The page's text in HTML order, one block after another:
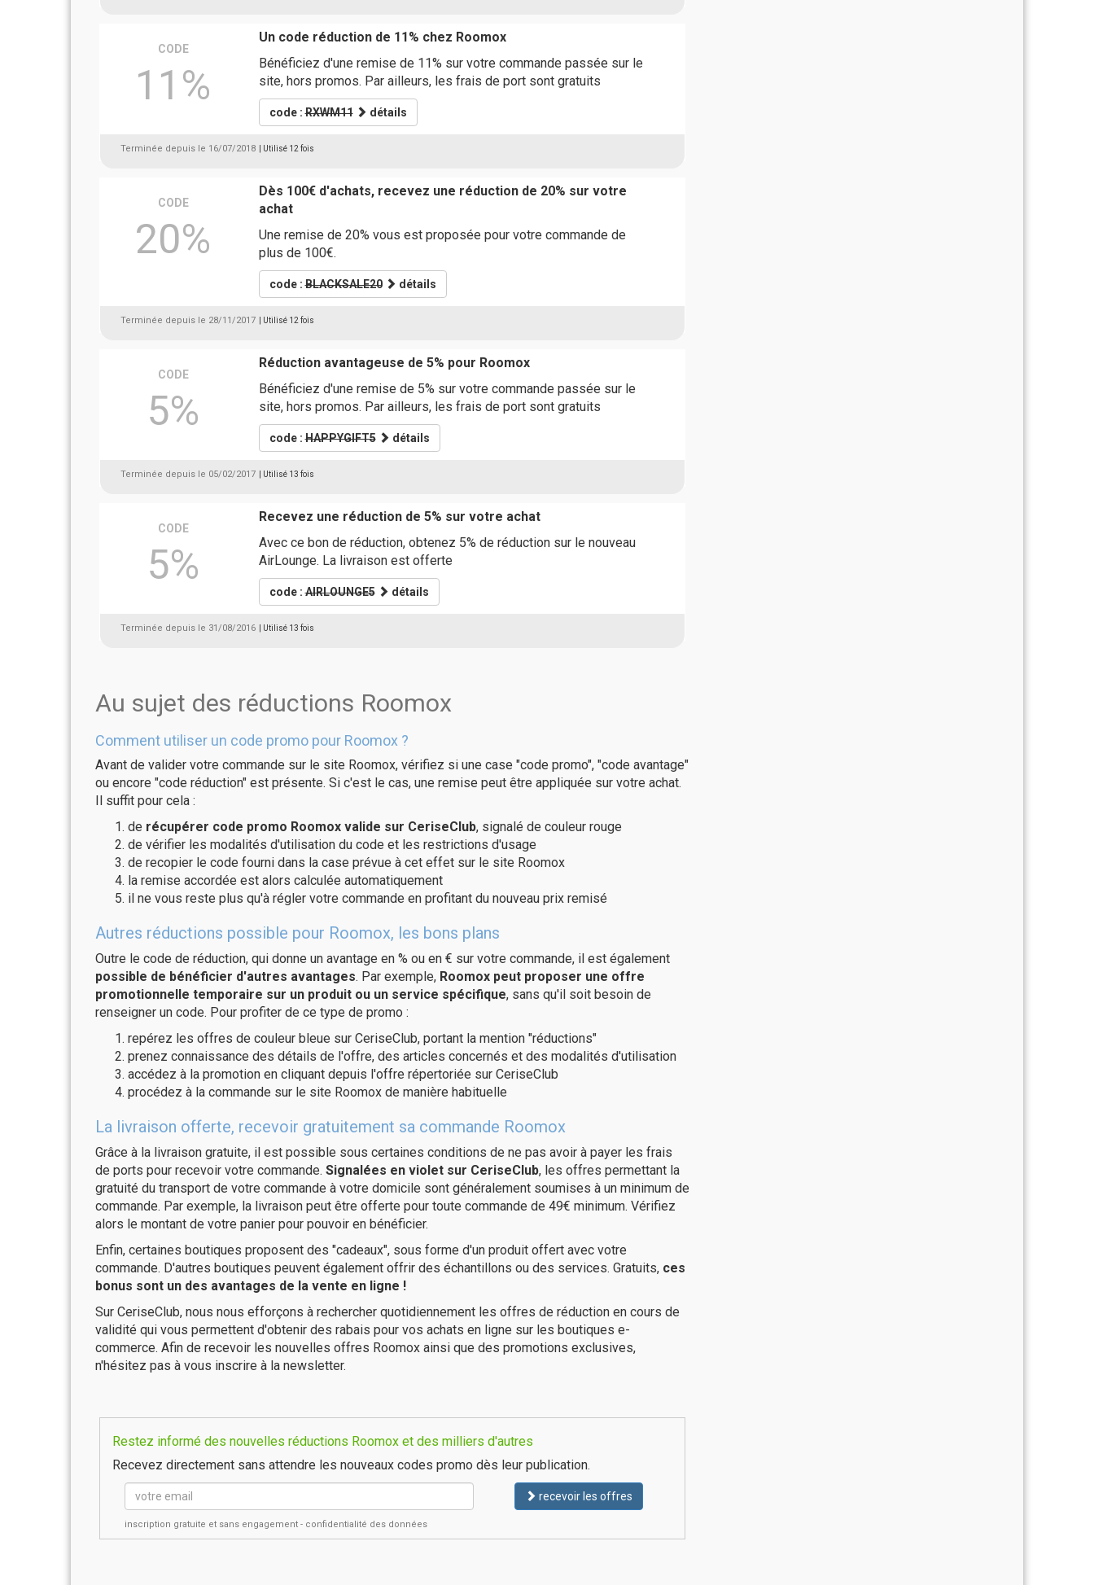
CODE
11%
Un code réduction de 11% chez Roomox
Bénéficiez d'une remise de 11% sur votre commande passée sur le
site, hors promos. Par ailleurs, les frais de port sont gratuits
code :RXWM11 détails
Terminée depuis le 16/07/2018 | Utilisé 12 fois
CODE
20%
Dès 100€ d'achats, recevez une réduction de 20% sur votre
achat
Une remise de 20% vous est proposée pour votre commande de
plus de 100€.
code :BLACKSALE20 détails
Terminée depuis le 28/11/2017 | Utilisé 12 fois
CODE
5%
Réduction avantageuse de 5% pour Roomox
Bénéficiez d'une remise de 5% sur votre commande passée sur le
site, hors promos. Par ailleurs, les frais de port sont gratuits
code :HAPPYGIFT5 détails
Terminée depuis le 05/02/2017 | Utilisé 13 fois
CODE
5%
Recevez une réduction de 5% sur votre achat
Avec ce bon de réduction, obtenez 5% de réduction sur le nouveau
AirLounge. La livraison est offerte
code :AIRLOUNGE5 détails
Terminée depuis le 31/08/2016 | Utilisé 13 fois
Au sujet des réductions Roomox
Comment utiliser un code promo pour Roomox ?
Avant de valider votre commande sur le site Roomox, vérifiez si une case "code promo", "code avantage"
ou encore "code réduction" est présente. Si c'est le cas, une remise peut être appliquée sur votre achat.
Il suffit pour cela :
de récupérer code promo Roomox valide sur CeriseClub, signalé de couleur rouge
de vérifier les modalités d'utilisation du code et les restrictions d'usage
de recopier le code fourni dans la case prévue à cet effet sur le site Roomox
la remise accordée est alors calculée automatiquement
il ne vous reste plus qu'à régler votre commande en profitant du nouveau prix remisé
Autres réductions possible pour Roomox, les bons plans
Outre le code de réduction, qui donne un avantage en % ou en € sur votre commande, il est également
possible de bénéficier d'autres avantages. Par exemple, Roomox peut proposer une offre
promotionnelle temporaire sur un produit ou un service spécifique, sans qu'il soit besoin de
renseigner un code. Pour profiter de ce type de promo :
repérez les offres de couleur bleue sur CeriseClub, portant la mention "réductions"
prenez connaissance des détails de l'offre, des articles concernés et des modalités d'utilisation
accédez à la promotion en cliquant depuis l'offre répertoriée sur CeriseClub
procédez à la commande sur le site Roomox de manière habituelle
La livraison offerte, recevoir gratuitement sa commande Roomox
Grâce à la livraison gratuite, il est possible sous certaines conditions de ne pas avoir à payer les frais
de ports pour recevoir votre commande. Signalées en violet sur CeriseClub, les offres permettant la
gratuité du transport de votre commande à votre domicile sont généralement soumises à un minimum de
commande. Par exemple, la livraison peut être offerte pour toute commande de 49€ minimum. Vérifiez
alors le montant de votre panier pour pouvoir en bénéficier.
Enfin, certaines boutiques proposent des "cadeaux", sous forme d'un produit offert avec votre
commande. D'autres boutiques peuvent également offrir des échantillons ou des services. Gratuits, ces
bonus sont un des avantages de la vente en ligne !
Sur CeriseClub, nous nous efforçons à rechercher quotidiennement les offres de réduction en cours de
validité qui vous permettent d'obtenir des rabais pour vos achats en ligne sur les boutiques e-
commerce. Afin de recevoir les nouvelles offres Roomox ainsi que des promotions exclusives,
n'hésitez pas à vous inscrire à la newsletter.
Restez informé des nouvelles réductions Roomox et des milliers d'autres
Recevez directement sans attendre les nouveaux codes promo dès leur publication.
recevoir les offres
inscription gratuite et sans engagement - confidentialité des données